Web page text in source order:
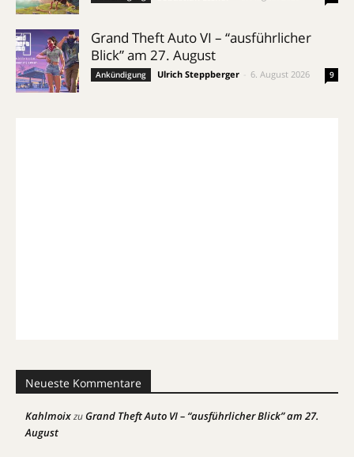
Grand Theft Auto VI – “ausführlicher
Blick” am 27. August
Ankündigung Ulrich Steppberger 6. August 2026 9
Neueste Kommentare
KahlmoixzuGrand Theft Auto VI – “ausführlicher Blick” am 27.
August